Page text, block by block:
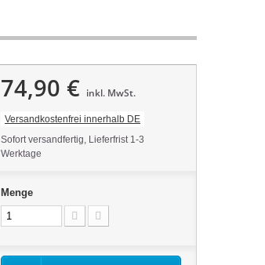
74,90 € inkl. MwSt.
Versandkostenfrei innerhalb DE
Sofort versandfertig, Lieferfrist 1-3
Werktage
Menge